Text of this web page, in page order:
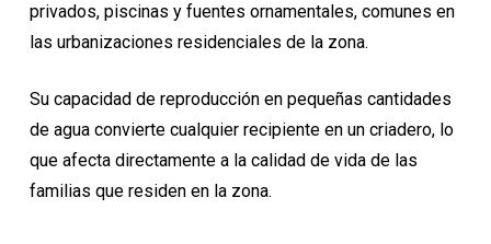
privados, piscinas y fuentes ornamentales, comunes en
las urbanizaciones residenciales de la zona.
Su capacidad de reproducción en pequeñas cantidades
de agua convierte cualquier recipiente en un criadero, lo
que afecta directamente a la calidad de vida de las
familias que residen en la zona.